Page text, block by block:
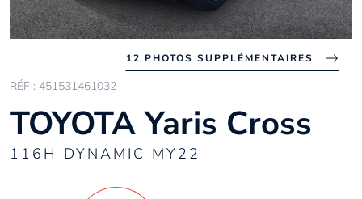
12 PHOTOS SUPPLÉMENTAIRES
RÉF : 451531461032
TOYOTA Yaris Cross
116H DYNAMIC MY22